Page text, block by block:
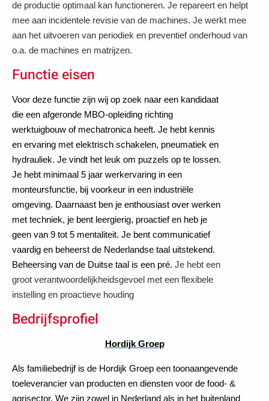
de productie optimaal kan functioneren. Je repareert en helpt
mee aan incidentele revisie van de machines. Je werkt mee
aan het uitvoeren van periodiek en preventief onderhoud van
o.a. de machines en matrijzen.
Functie eisen
Voor deze functie zijn wij op zoek naar een kandidaat
die een afgeronde MBO-opleiding richting
werktuigbouw of mechatronica heeft. Je hebt kennis
en ervaring met elektrisch schakelen, pneumatiek en
hydrauliek. Je vindt het leuk om puzzels op te lossen.
Je hebt minimaal 5 jaar werkervaring in een
monteursfunctie, bij voorkeur in een industriële
omgeving. Daarnaast ben je enthousiast over werken
met techniek, je bent leergierig, proactief en heb je
geen van 9 tot 5 mentaliteit. Je bent communicatief
vaardig en beheerst de Nederlandse taal uitstekend.
Beheersing van de Duitse taal is een pré. Je hebt een
groot verantwoordelijkheidsgevoel met een flexibele
instelling en proactieve houding
Bedrijfsprofiel
Hordijk Groep
Als familiebedrijf is de Hordijk Groep een toonaangevende
toeleverancier van producten en diensten voor de food- &
agrisector. We zijn zowel in Nederland als in het buitenland